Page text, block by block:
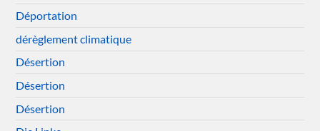
Déportation
dérèglement climatique
Désertion
Désertion
Désertion